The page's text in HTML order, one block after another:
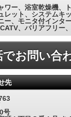
ワー、浴室乾燥機、
ット、システムキ
ー、モニタ付インタ
、バリアフリー
でお問い合
先
号